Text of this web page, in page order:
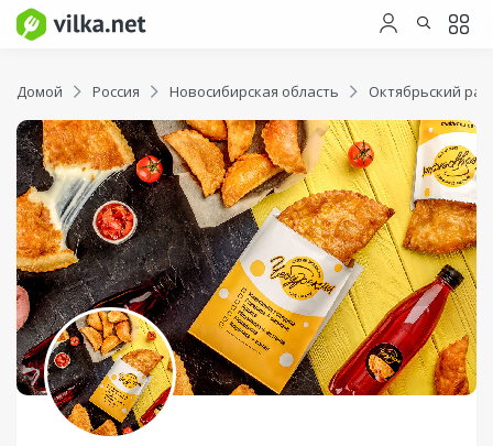
Домой Россия Новосибирская область Октябрьский